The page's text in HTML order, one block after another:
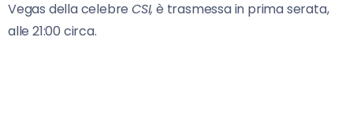
Vegas della celebreCSI, è trasmessa in prima serata,
alle 21:00 circa.